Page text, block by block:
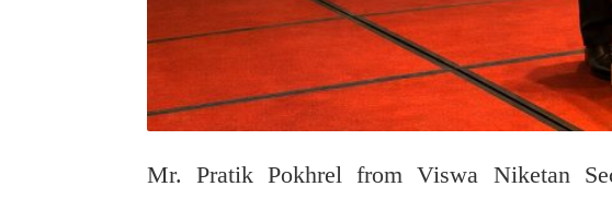
Mr. Pratik Pokhrel fromViswa Niketan